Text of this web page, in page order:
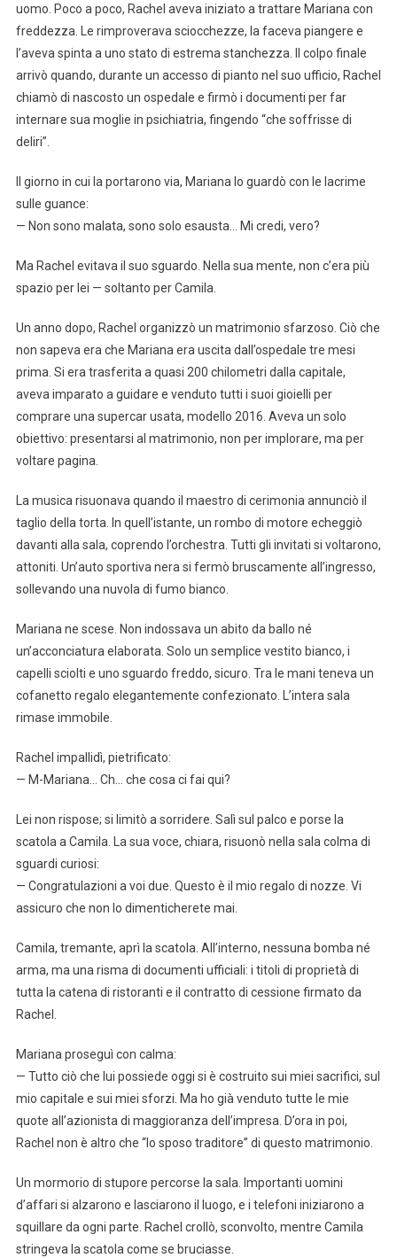
uomo. Poco a poco, Rachel aveva iniziato a trattare Mariana con
freddezza. Le rimproverava sciocchezze, la faceva piangere e
l’aveva spinta a uno stato di estrema stanchezza. Il colpo finale
arrivò quando, durante un accesso di pianto nel suo ufficio, Rachel
chiamò di nascosto un ospedale e firmò i documenti per far
internare sua moglie in psichiatria, fingendo “che soffrisse di
deliri”.
Il giorno in cui la portarono via, Mariana lo guardò con le lacrime
sulle guance:
— Non sono malata, sono solo esausta… Mi credi, vero?
Ma Rachel evitava il suo sguardo. Nella sua mente, non c’era più
spazio per lei — soltanto per Camila.
Un anno dopo, Rachel organizzò un matrimonio sfarzoso. Ciò che
non sapeva era che Mariana era uscita dall’ospedale tre mesi
prima. Si era trasferita a quasi 200 chilometri dalla capitale,
aveva imparato a guidare e venduto tutti i suoi gioielli per
comprare una supercar usata, modello 2016. Aveva un solo
obiettivo: presentarsi al matrimonio, non per implorare, ma per
voltare pagina.
La musica risuonava quando il maestro di cerimonia annunciò il
taglio della torta. In quell’istante, un rombo di motore echeggiò
davanti alla sala, coprendo l’orchestra. Tutti gli invitati si voltarono,
attoniti. Un’auto sportiva nera si fermò bruscamente all’ingresso,
sollevando una nuvola di fumo bianco.
Mariana ne scese. Non indossava un abito da ballo né
un’acconciatura elaborata. Solo un semplice vestito bianco, i
capelli sciolti e uno sguardo freddo, sicuro. Tra le mani teneva un
cofanetto regalo elegantemente confezionato. L’intera sala
rimase immobile.
Rachel impallidì, pietrificato:
— M-Mariana… Ch… che cosa ci fai qui?
Lei non rispose; si limitò a sorridere. Salì sul palco e porse la
scatola a Camila. La sua voce, chiara, risuonò nella sala colma di
sguardi curiosi:
— Congratulazioni a voi due. Questo è il mio regalo di nozze. Vi
assicuro che non lo dimenticherete mai.
Camila, tremante, aprì la scatola. All’interno, nessuna bomba né
arma, ma una risma di documenti ufficiali: i titoli di proprietà di
tutta la catena di ristoranti e il contratto di cessione firmato da
Rachel.
Mariana proseguì con calma:
— Tutto ciò che lui possiede oggi si è costruito sui miei sacrifici, sul
mio capitale e sui miei sforzi. Ma ho già venduto tutte le mie
quote all’azionista di maggioranza dell’impresa. D’ora in poi,
Rachel non è altro che “lo sposo traditore” di questo matrimonio.
Un mormorio di stupore percorse la sala. Importanti uomini
d’affari si alzarono e lasciarono il luogo, e i telefoni iniziarono a
squillare da ogni parte. Rachel crollò, sconvolto, mentre Camila
stringeva la scatola come se bruciasse.